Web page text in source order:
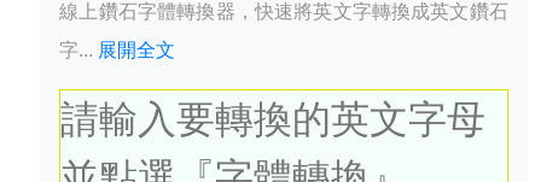
線上鑽石字體轉換器，快速將英文字轉換成英文鑽石
字... 展開全文